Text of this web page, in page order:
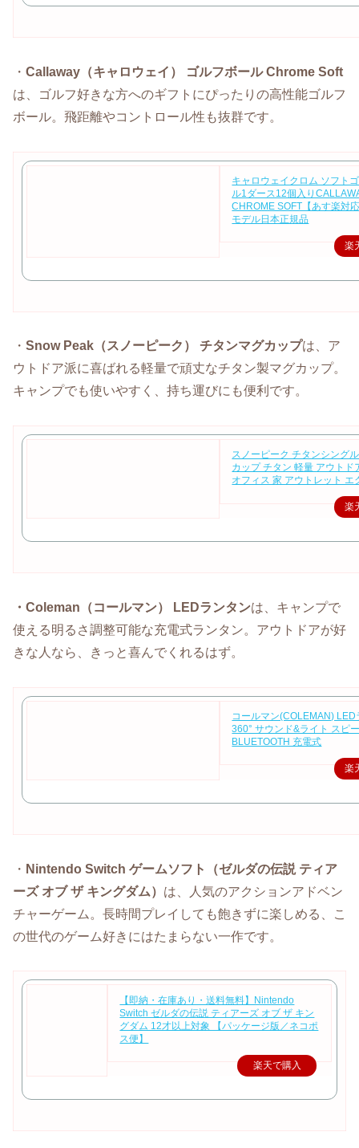
・ Callaway（キャロウェイ） ゴルフボール Chrome Soft
は、ゴルフ好きな方へのギフトにぴったりの高性能ゴルフ
ボール。飛距離やコントロール性も抜群です。
キャロウェイクロム ソフト
ル1ダース12個入り
CHROME SOFT【あす楽対
モデル日本正規品
楽
・ Snow Peak（スノーピーク） チタンマグカップは、ア
ウトドア派に喜ばれる軽量で頑丈なチタン製マグカップ。
キャンプでも使いやすく、持ち運びにも便利です。
スノーピーク チタンシング
カップ チタン 軽量 アウトド
オフィス 家 アウトレット エ
楽
・Coleman（コールマン） LEDランタンは、キャンプで
使える明るさ調整可能な充電式ランタン。アウトドアが好
きな人なら、きっと喜んでくれるはず。
コールマン(COLEMAN) LED
360° サウンド&ライト スピ
BLUETOOTH 充電式
楽
・ Nintendo Switch ゲームソフト
（ゼルダの伝説 ティア
ーズ オブ ザ キングダム） は、人気のアクションアドベン
チャーゲーム。長時間プレイしても飽きずに楽しめる、こ
の世代のゲーム好きにはたまらない一作です。
【即納・在庫あり・送料無料】Nintendo
Switch ゼルダの伝説 ティアーズ オブ ザ キン
グダム 12才以上対象 【パッケージ版／ネコポ
ス便】
楽天で購入